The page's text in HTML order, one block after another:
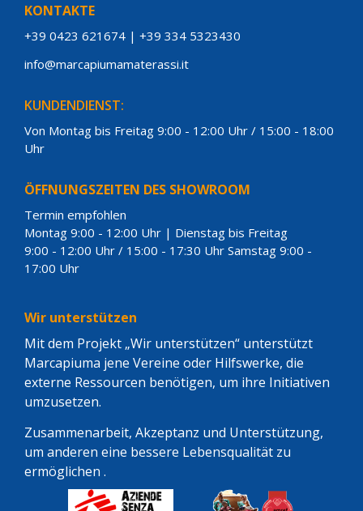
KONTAKTE
+39 0423 621674 | +39 334 5323430
info@marcapiumamaterassi.it
KUNDENDIENST:
Von Montag bis Freitag 9:00 - 12:00 Uhr / 15:00 - 18:00
Uhr
ÖFFNUNGSZEITEN DES SHOWROOM
Termin empfohlen
Montag 9:00 - 12:00 Uhr | Dienstag bis Freitag
9:00 - 12:00 Uhr / 15:00 - 17:30 Uhr Samstag 9:00 -
17:00 Uhr
Wir unterstützen
Mit dem Projekt „Wir unterstützen“ unterstützt
Marcapiuma jene Vereine oder Hilfswerke, die
externe Ressourcen benötigen, um ihre Initiativen
umzusetzen.
Zusammenarbeit, Akzeptanz und Unterstützung,
um anderen eine bessere Lebensqualität zu
ermöglichen .